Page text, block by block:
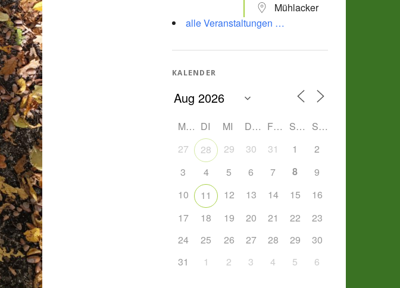
Mühlacker
alle Veranstaltungen …
KALENDER
MO DI MI DO FR SA
SO
27
28 29 30 31 1
2
3
4 5 6 7 8
9
10
11 12 13 14 15
16
17
18 19 20 21 22
23
24
25 26 27 28 29
30
31
1 2 3 4 5 6